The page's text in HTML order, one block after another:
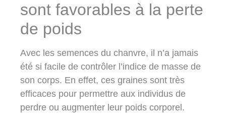
sont favorables à la perte
de poids
Avec les semences du chanvre, il n’a jamais
été si facile de contrôler l’indice de masse de
son corps. En effet, ces graines sont très
efficaces pour permettre aux individus de
perdre ou augmenter leur poids corporel.